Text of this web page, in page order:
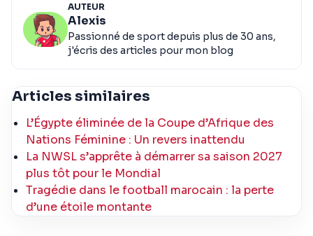
AUTEUR
Alexis
Passionné de sport depuis plus de 30 ans,
j'écris des articles pour mon blog
Articles similaires
L’Égypte éliminée de la Coupe d’Afrique des
Nations Féminine : Un revers inattendu
La NWSL s’apprête à démarrer sa saison 2027
plus tôt pour le Mondial
Tragédie dans le football marocain : la perte
d’une étoile montante